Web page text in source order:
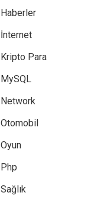
Haberler
İnternet
Kripto Para
MySQL
Network
Otomobil
Oyun
Php
Sağlık